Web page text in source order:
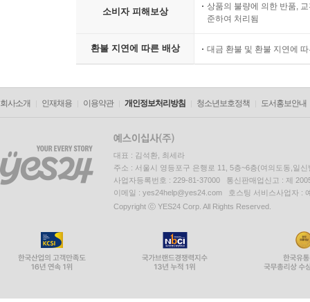
소비자 피해보상
상품의 불량에 의한 반품,
준하여 처리됨
환불 지연에 따른 배상 대금 환불 및 환불 지연에
회사소개 인재채용 이용약관 개인정보처리방침 청소년보호정책 도서홍보안내
대표 : 김석환, 최세라
주소 : 서울시 영등포구 은행로 11, 5층~6층(여의도동,일신
사업자등록번호 : 229-81-37000 통신판매업신고 : 제
이메일 : yes24help@yes24.com 호스팅 서비스사업자 :
Copyright ⓒ YES24 Corp. All Rights Reserved.